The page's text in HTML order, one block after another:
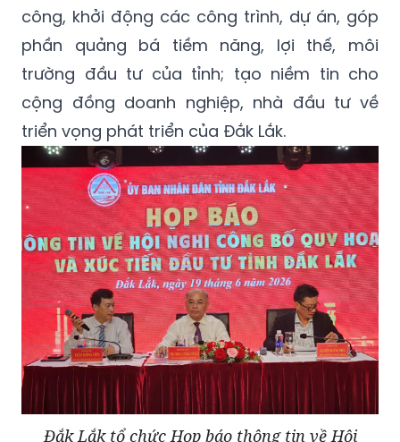
công, khởi động các công trình, dự án, góp
phần quảng bá tiềm năng, lợi thế, môi
trường đầu tư của tỉnh; tạo niềm tin cho
cộng đồng doanh nghiệp, nhà đầu tư về
triển vọng phát triển của Đắk Lắk.
Đắk Lắk tổ chức Họp báo thông tin về Hội